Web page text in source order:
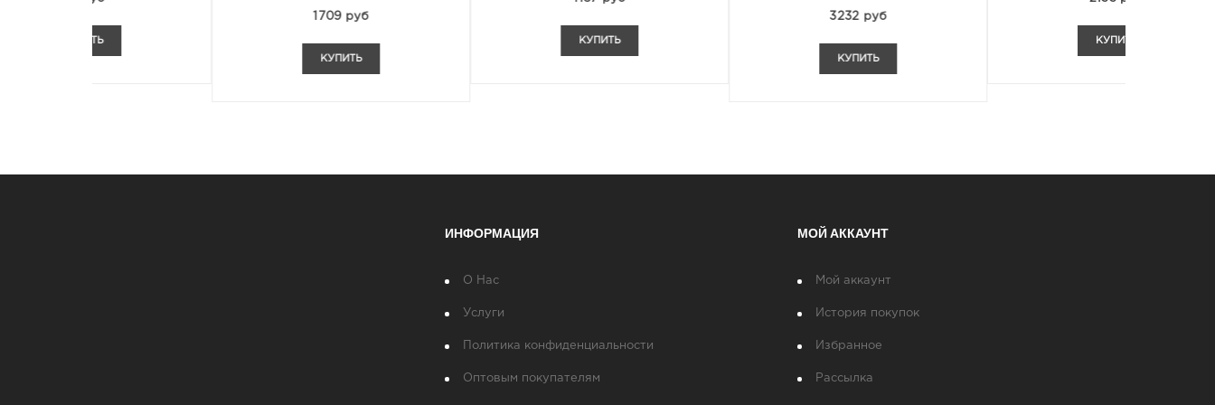
ИНФОРМАЦИЯ
О Нас
Услуги
Политика конфиденциальности
Оптовым покупателям
МОЙ АККАУНТ
Мой аккаунт
История покупок
Избранное
Рассылка